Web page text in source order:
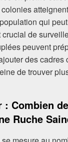
qui
de
peuvent
des
de trouver
: Combien
Ruche